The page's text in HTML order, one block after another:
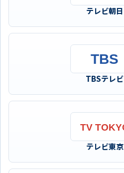
テレビ朝日
TBSテレビ
テレビ東京